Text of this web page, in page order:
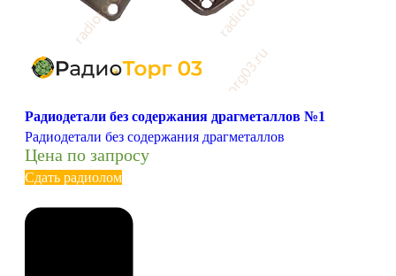
Радиодетали без содержания драгметаллов №1
Радиодетали без содержания драгметаллов
Цена по запросу
Сдать радиолом